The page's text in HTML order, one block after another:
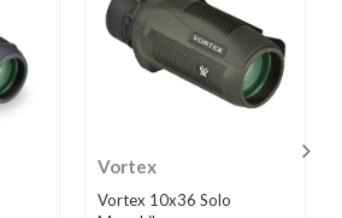
Vortex
Vortex 10x36 Solo